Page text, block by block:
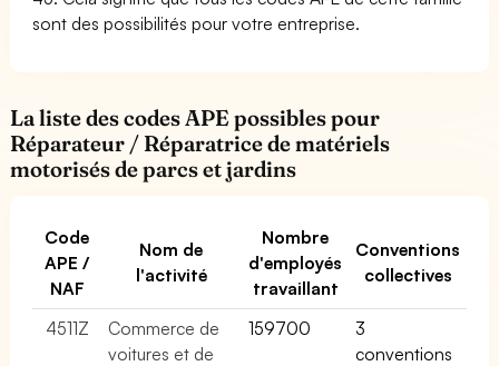
sont des possibilités pour votre entreprise.
La liste des codes APE possibles pour
Réparateur / Réparatrice de matériels
motorisés de parcs et jardins
Code
APE /
NAF
Nom de
l'activité
Nombre
d'employés
travaillant
Conventions
collectives
4511Z
Commerce de
voitures et de
159700
3
conventions